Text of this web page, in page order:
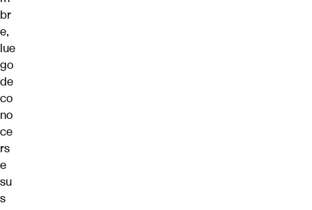
br
e,
lue
go
de
co
no
ce
rs
e
su
s